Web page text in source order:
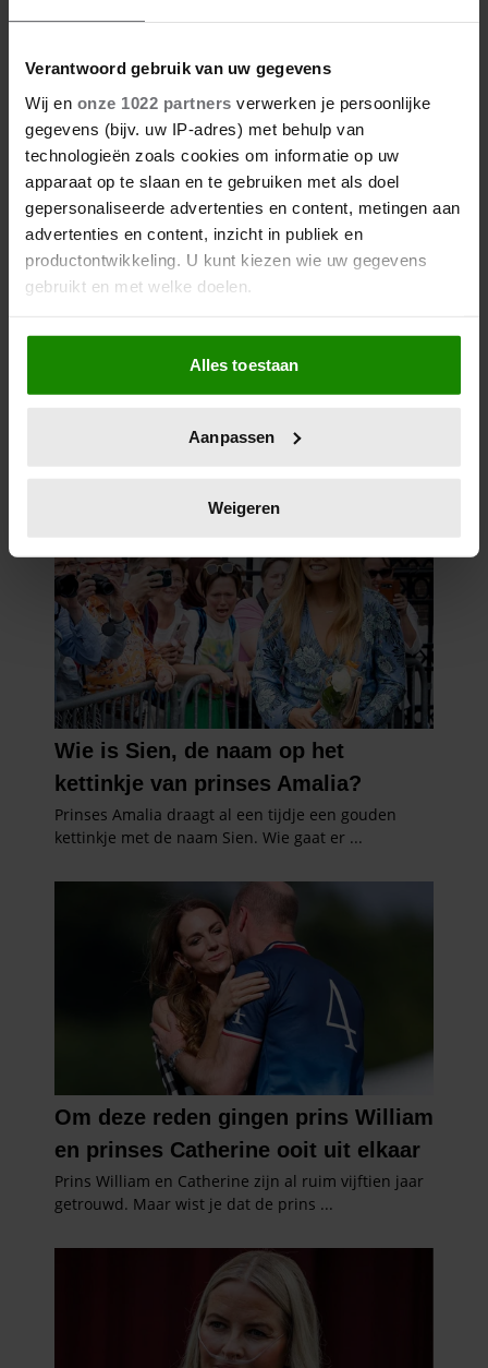
Verantwoord gebruik van uw gegevens
Wij en onze 1022 partners verwerken je persoonlijke
gegevens (bijv. uw IP-adres) met behulp van
technologieën zoals cookies om informatie op uw
apparaat op te slaan en te gebruiken met als doel
gepersonaliseerde advertenties en content, metingen aan
advertenties en content, inzicht in publiek en
productontwikkeling. U kunt kiezen wie uw gegevens
gebruikt en met welke doelen.
Als u het toestaat, willen we ook graag:
Informatie verzamelen over uw geografische
locatie, die tot een paar meter nauwkeurig kan zijn
scannen op specifieke eigenschappen (fingerprinting)
verwerkt en stel uw voorkeuren in het
intrekken in de Cookieverklaring.
We gebruiken cookies om content en advertenties te
personaliseren, om functies voor social media te bieden
en om ons websiteverkeer te analyseren. Ook delen we
informatie over uw gebruik van onze site met onze
partners voor social media, adverteren en analyse. Deze
partners kunnen deze gegevens combineren met andere
informatie die u aan ze heeft verstrekt of die ze hebben
verzameld op basis van uw gebruik van hun services. U
gaat akkoord met onze cookies als u onze website blijft
gebruiken.
Alles toestaan
Aanpassen
Weigeren